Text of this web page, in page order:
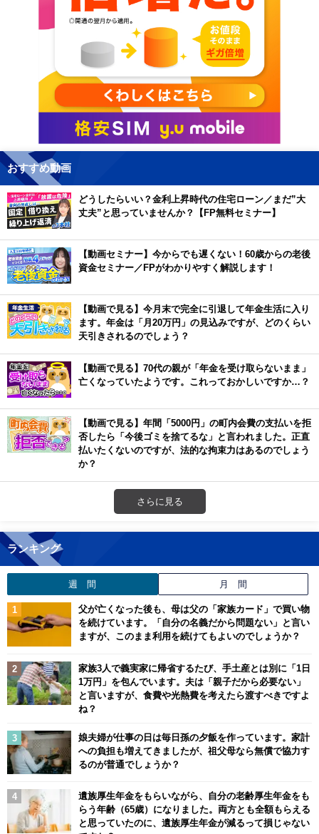
おすすめ動画
どうしたらいい？金利上昇時代の住宅ローン／まだ”大
丈夫”と思っていませんか？【FP無料セミナー】
【動画セミナー】今からでも遅くない！60歳からの老後
資金セミナー／FPがわかりやすく解説します！
【動画で見る】今月末で完全に引退して年金生活に入り
ます。年金は「月20万円」の見込みですが、どのくらい
天引きされるのでしょう？
【動画で見る】70代の親が「年金を受け取らないまま」
亡くなっていたようです。これっておかしいですか…？
【動画で見る】年間「5000円」の町内会費の支払いを拒
否したら「今後ゴミを捨てるな」と言われました。正直
払いたくないのですが、法的な拘束力はあるのでしょう
か？
さらに見る
ランキング
週 間 月 間
父が亡くなった後も、母は父の「家族カード」で買い物
を続けています。「自分の名義だから問題ない」と言い
ますが、このまま利用を続けてもよいのでしょうか？
家族3人で義実家に帰省するたび、手土産とは別に「1日
1万円」を包んでいます。夫は「親子だから必要ない」
と言いますが、食費や光熱費を考えたら渡すべきですよ
ね？
娘夫婦が仕事の日は毎日孫の夕飯を作っています。家計
への負担も増えてきましたが、祖父母なら無償で協力す
るのが普通でしょうか？
遺族厚生年金をもらいながら、自分の老齢厚生年金をも
らう年齢（65歳）になりました。両方とも全額もらえる
と思っていたのに、遺族厚生年金が減るって損じゃない